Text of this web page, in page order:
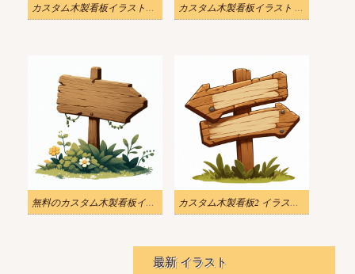
カスタム木製看板イラスト画像 カスタム木製看板イラスト PNG
無料のカスタム木製看板イラスト カスタム木製看板2 イラスト無料
最新 イラスト